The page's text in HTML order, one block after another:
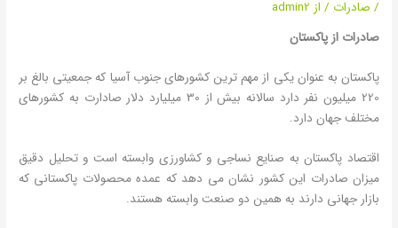
/ صادرات / از admin2
صادرات از پاکستان
پاکستان به عنوان یکی از مهم ترین کشورهای جنوب آسیا که جمعیتی بالغ بر
220 میلیون نفر دارد سالانه بیش از 30 میلیارد دلار صادارت به کشورهای
مختلف جهان دارد.
اقتصاد پاکستان به صنایع نساجی و کشاورزی وابسته است و تحلیل دقیق
میزان صادرات این کشور نشان می دهد که عمده محصولات پاکستانی که
بازار جهانی دارند به همین دو صنعت وابسته هستند.